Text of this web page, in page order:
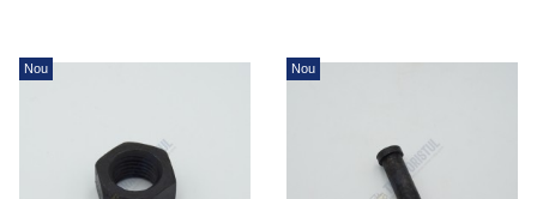
Nou Nou